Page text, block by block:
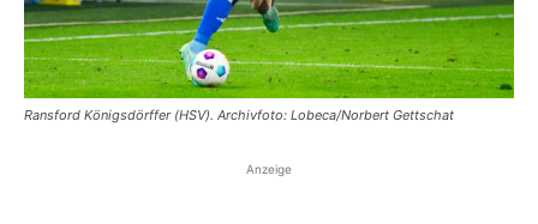
Ransford Königsdörffer (HSV). Archivfoto: Lobeca/Norbert Gettschat
Anzeige